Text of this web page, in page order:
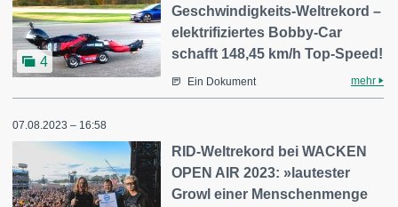
4
Geschwindigkeits-Weltrekord –
elektrifiziertes Bobby-Car
schafft 148,45 km/h Top-Speed!
Ein Dokument mehr
07.08.2023 – 16:58
RID-Weltrekord bei WACKEN
OPEN AIR 2023: »lautester
Growl einer Menschenmenge